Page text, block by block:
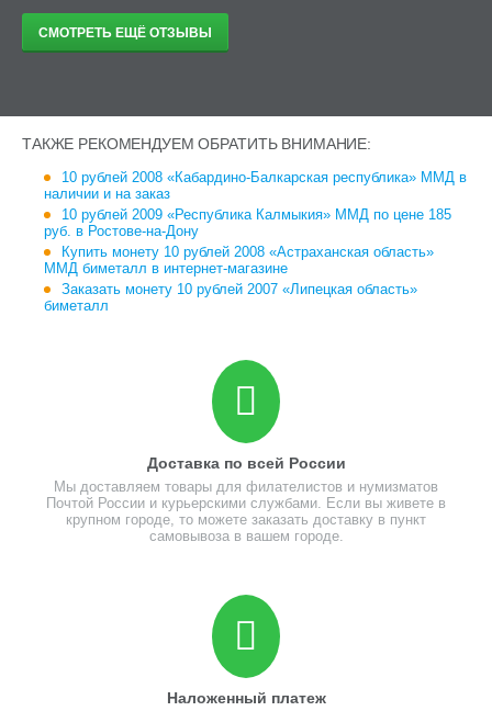
СМОТРЕТЬ ЕЩЁ ОТЗЫВЫ
ТАКЖЕ РЕКОМЕНДУЕМ ОБРАТИТЬ ВНИМАНИЕ:
10 рублей 2008 «Кабардино-Балкарская республика» ММД в
наличии и на заказ
10 рублей 2009 «Республика Калмыкия» ММД по цене 185
руб. в Ростове-на-Дону
Купить монету 10 рублей 2008 «Астраханская область»
ММД биметалл в интернет-магазине
Заказать монету 10 рублей 2007 «Липецкая область»
биметалл
Доставка по всей России
Мы доставляем товары для филателистов и нумизматов
Почтой России и курьерскими службами. Если вы живете в
крупном городе, то можете заказать доставку в пункт
самовывоза в вашем городе.
Наложенный платеж